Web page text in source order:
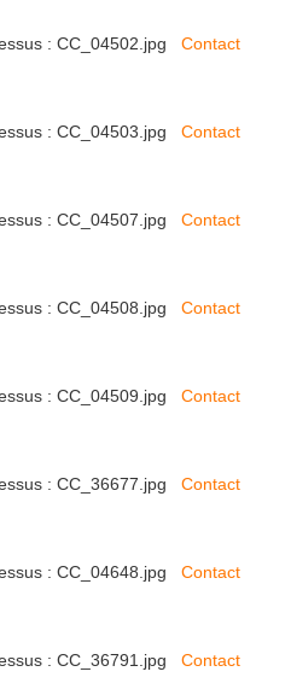
: CC_04502.jpg Contact
: CC_04503.jpg Contact
: CC_04507.jpg Contact
: CC_04508.jpg Contact
: CC_04509.jpg Contact
: CC_36677.jpg Contact
: CC_04648.jpg Contact
: CC_36791.jpg Contact